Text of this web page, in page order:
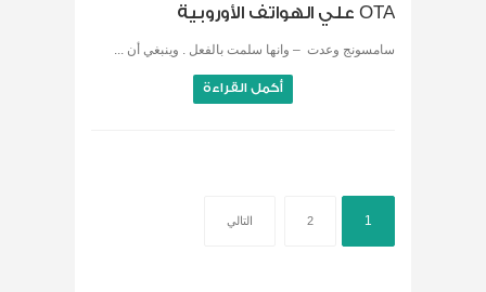
OTA علي الهواتف الأوروبية
سامسونج وعدت – وانها سلمت بالفعل . وينبغي أن ...
أكمل القراءة
1
2 التالي